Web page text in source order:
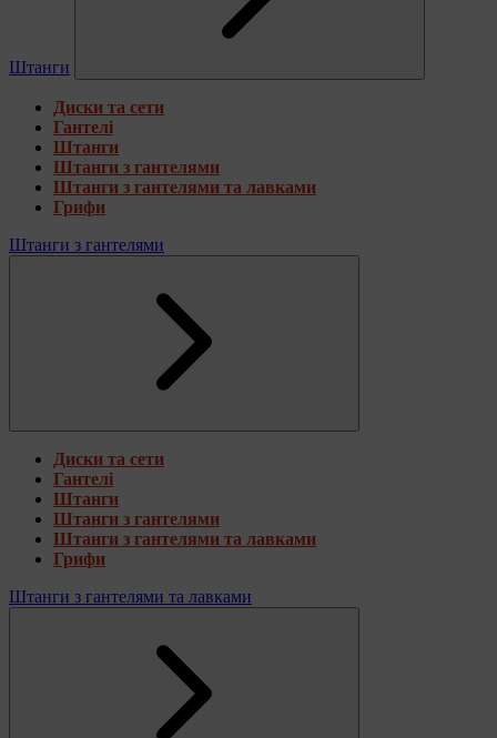
Штанги
Диски та сети
Гантелі
Штанги
Штанги з гантелями
Штанги з гантелями та лавками
Грифи
Штанги з гантелями
Диски та сети
Гантелі
Штанги
Штанги з гантелями
Штанги з гантелями та лавками
Грифи
Штанги з гантелями та лавками